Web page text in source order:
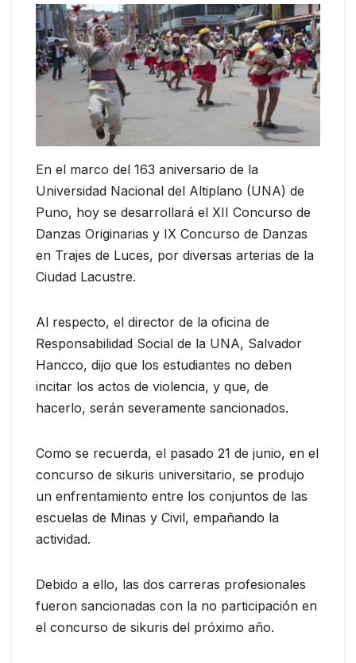
En el marco del 163 aniversario de la
Universidad Nacional del Altiplano (UNA) de
Puno, hoy se desarrollará el XII Concurso de
Danzas Originarias y IX Concurso de Danzas
en Trajes de Luces, por diversas arterias de la
Ciudad Lacustre.
Al respecto, el director de la oficina de
Responsabilidad Social de la UNA, Salvador
Hancco, dijo que los estudiantes no deben
incitar los actos de violencia, y que, de
hacerlo, serán severamente sancionados.
Como se recuerda, el pasado 21 de junio, en el
concurso de sikuris universitario, se produjo
un enfrentamiento entre los conjuntos de las
escuelas de Minas y Civil, empañando la
actividad.
Debido a ello, las dos carreras profesionales
fueron sancionadas con la no participación en
el concurso de sikuris del próximo año.